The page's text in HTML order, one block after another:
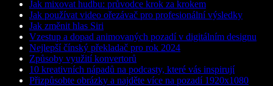
Jak mixovat hudbu: průvodce krok za krokem
Jak používat video ořezávač pro profesionální výsledky
Jak změnit hlas Siri
Vzestup a dopad animovaných pozadí v digitálním designu
Nejlepší čínský překladač pro rok 2024
Způsoby využití konvertorů
10 kreativních nápadů na podcasty, které vás inspirují
Přizpůsobte obrázky a najděte více na pozadí 1920x1080